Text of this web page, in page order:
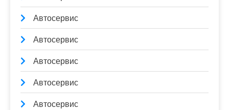
Автосервис
Автосервис
Автосервис
Автосервис
Автосервис